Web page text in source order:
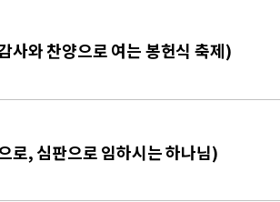
와 찬양으로 여는 봉헌식 축제)
, 심판으로 임하시는 하나님)